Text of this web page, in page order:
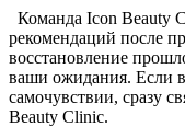
Команда Icon Beauty
рекомендаций после
восстановление
ваши ожидания. Если
самочувствии, сразу
Beauty Clinic.